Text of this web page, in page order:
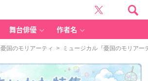
舞台俳優 作者名
憂国のモリアーティ > ミュージカル『憂国のモリアー